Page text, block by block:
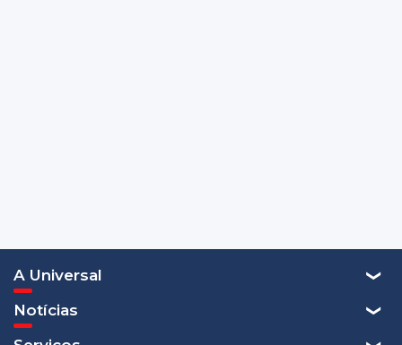
A Universal
Notícias